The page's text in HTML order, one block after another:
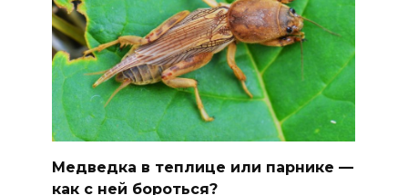
Медведка в теплице или парнике —
как с ней бороться?